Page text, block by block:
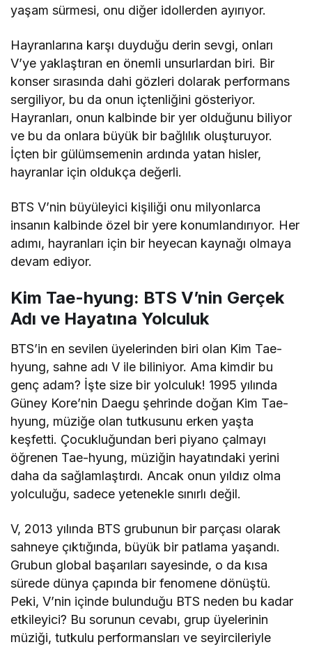
yaşam sürmesi, onu diğer idollerden ayırıyor.
Hayranlarına karşı duyduğu derin sevgi, onları
V’ye yaklaştıran en önemli unsurlardan biri. Bir
konser sırasında dahi gözleri dolarak performans
sergiliyor, bu da onun içtenliğini gösteriyor.
Hayranları, onun kalbinde bir yer olduğunu biliyor
ve bu da onlara büyük bir bağlılık oluşturuyor.
İçten bir gülümsemenin ardında yatan hisler,
hayranlar için oldukça değerli.
BTS V’nin büyüleyici kişiliği onu milyonlarca
insanın kalbinde özel bir yere konumlandırıyor. Her
adımı, hayranları için bir heyecan kaynağı olmaya
devam ediyor.
Kim Tae-hyung: BTS V’nin Gerçek
Adı ve Hayatına Yolculuk
BTS’in en sevilen üyelerinden biri olan Kim Tae-
hyung, sahne adı V ile biliniyor. Ama kimdir bu
genç adam? İşte size bir yolculuk! 1995 yılında
Güney Kore’nin Daegu şehrinde doğan Kim Tae-
hyung, müziğe olan tutkusunu erken yaşta
keşfetti. Çocukluğundan beri piyano çalmayı
öğrenen Tae-hyung, müziğin hayatındaki yerini
daha da sağlamlaştırdı. Ancak onun yıldız olma
yolculuğu, sadece yetenekle sınırlı değil.
V, 2013 yılında BTS grubunun bir parçası olarak
sahneye çıktığında, büyük bir patlama yaşandı.
Grubun global başarıları sayesinde, o da kısa
sürede dünya çapında bir fenomene dönüştü.
Peki, V’nin içinde bulunduğu BTS neden bu kadar
etkileyici? Bu sorunun cevabı, grup üyelerinin
müziği, tutkulu performansları ve seyircileriyle